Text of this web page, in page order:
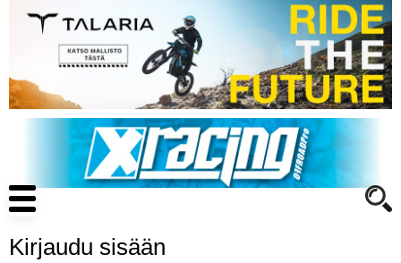
pääsisältöön
Main
navigation
Kirjaudu sisään